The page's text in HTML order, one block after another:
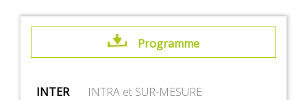
Programme
INTER INTRA et SUR-MESURE